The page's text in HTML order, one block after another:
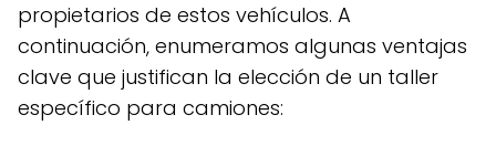
propietarios de estos vehículos. A
continuación, enumeramos algunas ventajas
clave que justifican la elección de un taller
específico para camiones: